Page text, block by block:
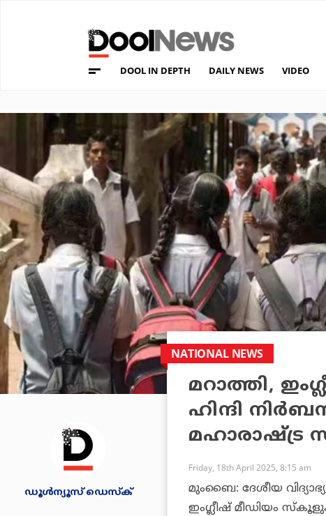
DOOL IN DEPTH DAILY NEWS VIDEO
ഡൂള്‍ന്യൂസ് ഡെസ്‌ക്
NATIONAL NEWS
മറാത്തി,
ഹിന്ദി
മഹാരാഷ്ട്ര
Friday, 18th April 2025, 8:15 am
മുംബൈ: ദേശീയ
ഇംഗ്ലീഷ് മീഡിയം